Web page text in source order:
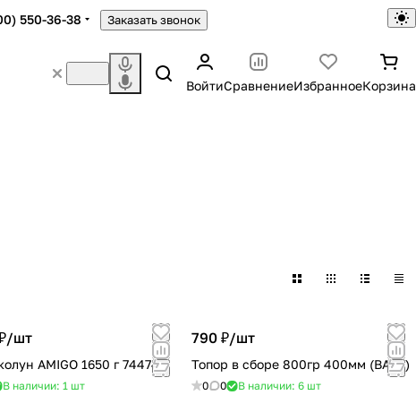
550-36-38 Заказать звонок
ВойтиСравнениеИзбранноеКорзина
шт
AMIGO 1650 г 74474
В наличии: 1 шт
790 ₽/шт
Топор в сборе 800гр 400мм (ВАЧА)
0 0 В наличии: 6 шт